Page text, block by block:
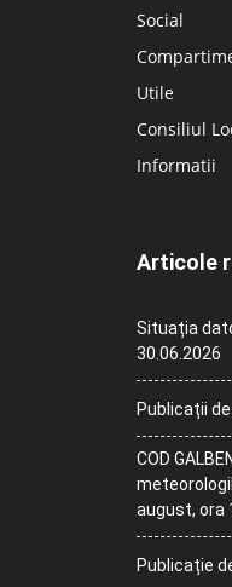
Social
Utile
Consiliul
Informatii
Articole
Situația
30.06.2026
Publicații
COD
august, ora
Publicație